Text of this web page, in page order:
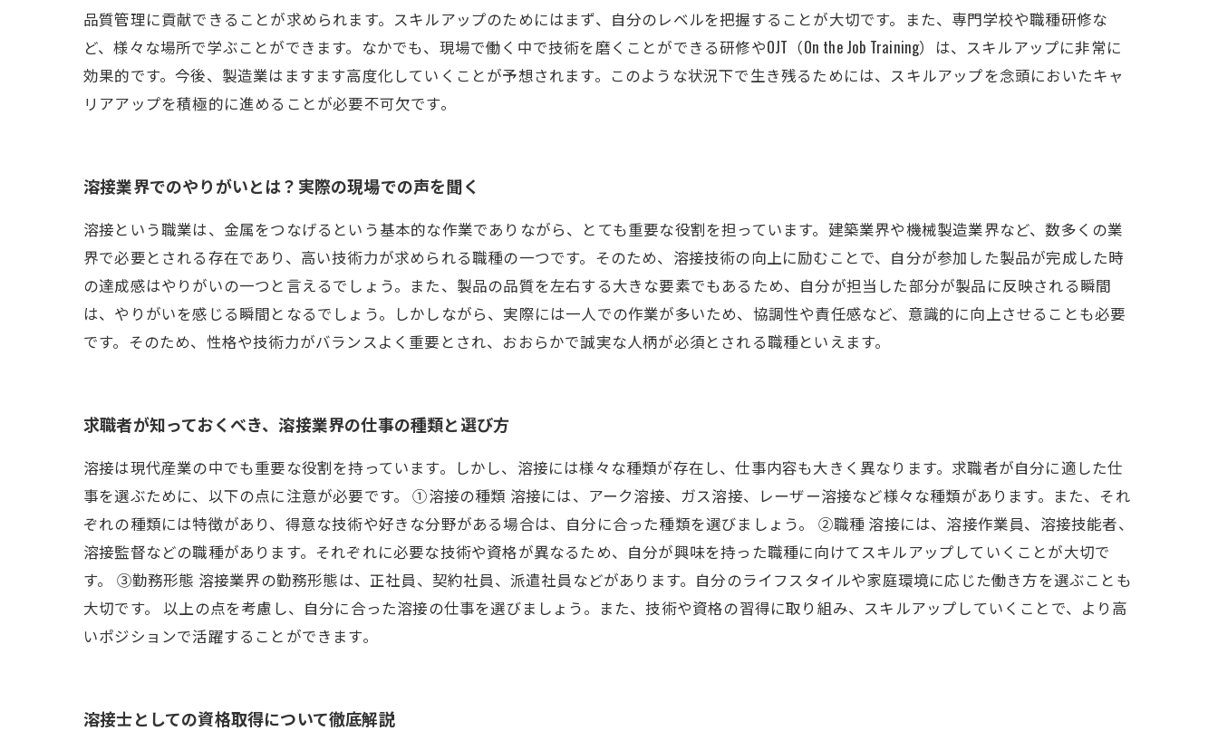
品質管理に貢献できることが求められます。スキルアップのためにはまず、自分のレベルを把握することが大切です。また、専門学校や職種研修な
ど、様々な場所で学ぶことができます。なかでも、現場で働く中で技術を磨くことができる研修やOJT（On the Job Training）は、スキルアップに非常に
効果的です。今後、製造業はますます高度化していくことが予想されます。このような状況下で生き残るためには、スキルアップを念頭においたキャ
リアアップを積極的に進めることが必要不可欠です。
溶接業界でのやりがいとは？実際の現場での声を聞く
溶接という職業は、金属をつなげるという基本的な作業でありながら、とても重要な役割を担っています。建築業界や機械製造業界など、数多くの業
界で必要とされる存在であり、高い技術力が求められる職種の一つです。そのため、溶接技術の向上に励むことで、自分が参加した製品が完成した時
の達成感はやりがいの一つと言えるでしょう。また、製品の品質を左右する大きな要素でもあるため、自分が担当した部分が製品に反映される瞬間
は、やりがいを感じる瞬間となるでしょう。しかしながら、実際には一人での作業が多いため、協調性や責任感など、意識的に向上させることも必要
です。そのため、性格や技術力がバランスよく重要とされ、おおらかで誠実な人柄が必須とされる職種といえます。
求職者が知っておくべき、溶接業界の仕事の種類と選び方
溶接は現代産業の中でも重要な役割を持っています。しかし、溶接には様々な種類が存在し、仕事内容も大きく異なります。求職者が自分に適した仕
事を選ぶために、以下の点に注意が必要です。 ①溶接の種類 溶接には、アーク溶接、ガス溶接、レーザー溶接など様々な種類があります。また、それ
ぞれの種類には特徴があり、得意な技術や好きな分野がある場合は、自分に合った種類を選びましょう。 ②職種 溶接には、溶接作業員、溶接技能者、
溶接監督などの職種があります。それぞれに必要な技術や資格が異なるため、自分が興味を持った職種に向けてスキルアップしていくことが大切で
す。 ③勤務形態 溶接業界の勤務形態は、正社員、契約社員、派遣社員などがあります。自分のライフスタイルや家庭環境に応じた働き方を選ぶことも
大切です。 以上の点を考慮し、自分に合った溶接の仕事を選びましょう。また、技術や資格の習得に取り組み、スキルアップしていくことで、より高
いポジションで活躍することができます。
溶接士としての資格取得について徹底解説